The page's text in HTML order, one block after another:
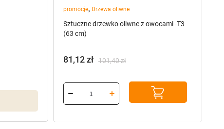
promocje, Drzewa oliwne
Sztuczne drzewko oliwne z owocami -T3
(63 cm)
101,40zł
cena
wynosiła:
101,40 zł.
81,12zł
cena
wynosi:
81,12 zł.